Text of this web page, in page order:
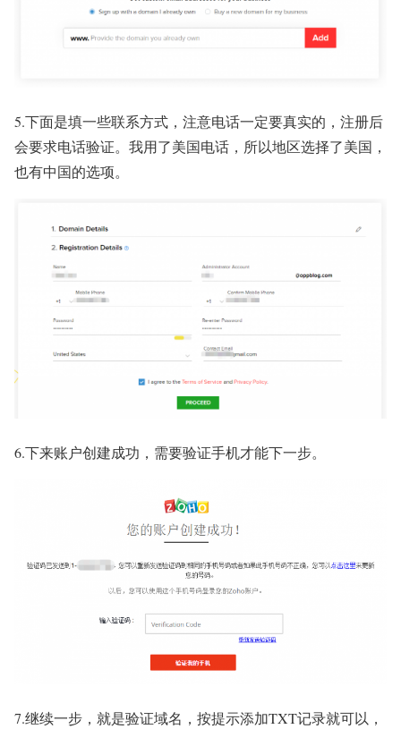
5.下面是填一些联系方式，注意电话一定要真实的，注册后
会要求电话验证。我用了美国电话，所以地区选择了美国，
也有中国的选项。
6.下来账户创建成功，需要验证手机才能下一步。
7.继续一步，就是验证域名，按提示添加TXT记录就可以，